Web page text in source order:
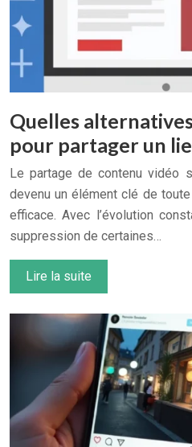
Quelles
pour partager un
Le partage de contenu vidéo
devenu un élément clé de
efficace. Avec l’évolution
suppression de certaines…
Lire la suite